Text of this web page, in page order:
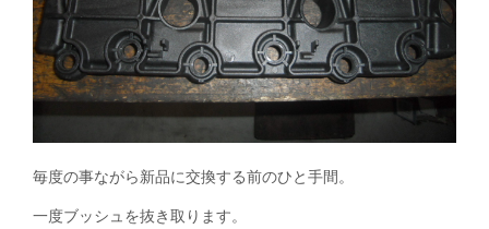
毎度の事ながら新品に交換する前のひと手間。
一度ブッシュを抜き取ります。